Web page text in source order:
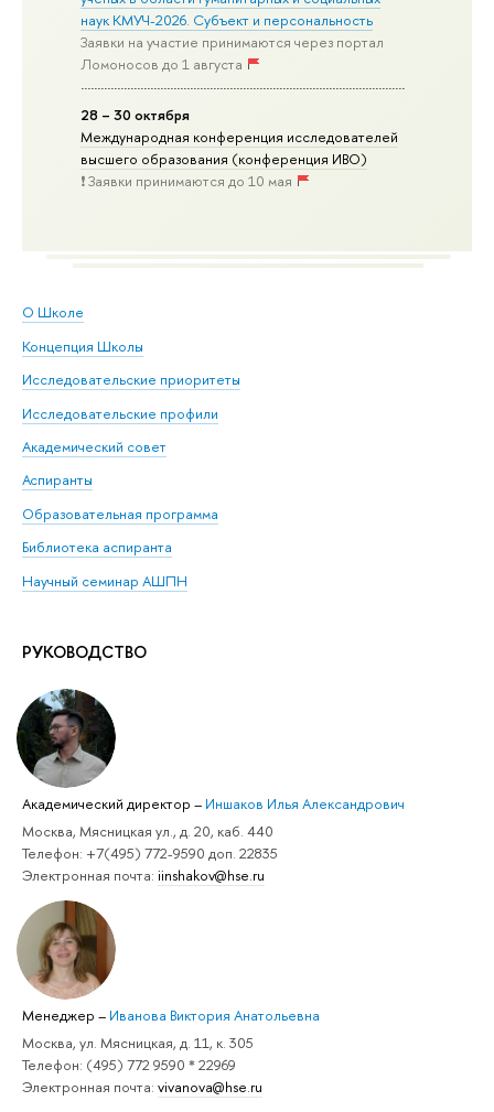
наук КМУЧ-2026. Субъект и персональность
Заявки на участие принимаются через портал
Ломоносов до 1 августа
28 – 30 октября
Международная конференция исследователей
высшего образования (конференция ИВО)
❗️ Заявки принимаются до 10 мая
О Школе
Концепция Школы
Исследовательские приоритеты
Исследовательские профили
Академический совет
Аспиранты
Образовательная программа
Библиотека аспиранта
Научный семинар АШПН
РУКОВОДСТВО
Академический директор – Иншаков Илья Александрович
Москва, Мясницкая ул., д. 20, каб. 440
Телефон: +7(495) 772-9590 доп. 22835
Электронная почта: iinshakov@hse.ru
Менеджер – Иванова Виктория Анатольевна
Москва, ул. Мясницкая, д. 11, к. 305
Телефон: (495) 772 9590 * 22969
Электронная почта: vivanova@hse.ru